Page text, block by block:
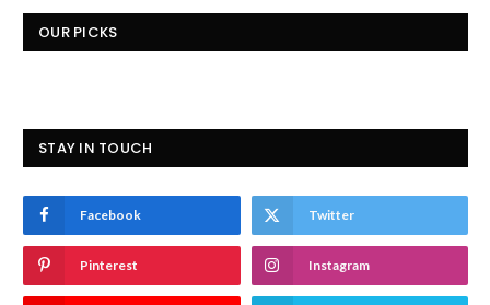
OUR PICKS
STAY IN TOUCH
Facebook Twitter
Pinterest Instagram